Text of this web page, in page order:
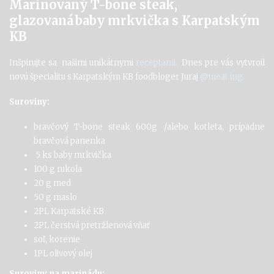
Marinovaný T-bone steak,
glazovaná baby mrkvička s Karpatským
KB
Inšpirujte sa našimi unikátnymi receptami. Dnes pre vás vytvroil
novú špecialitu s Karpatským KB foodbloger Juraj @meat.ing.
Suroviny:
bravčový T-bone steak 600g /alebo kotleta, prípadne
bravčová panenka
5 ks baby mrkvička
100 g rukola
20 g med
50 g maslo
2PL Karpatské KB
2PL čerstvá pretržlenová vňať
soľ, korenie
1PL olivový olej